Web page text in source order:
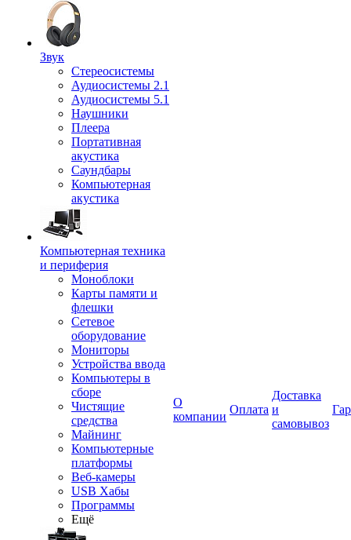
Звук
Стереосистемы
Аудиосистемы 2.1
Аудиосистемы 5.1
Наушники
Плеера
Портативная
акустика
Саундбары
Компьютерная
акустика
Компьютерная техника
и периферия
Моноблоки
Карты памяти и
флешки
Сетевое
оборудование
Мониторы
Устройства ввода
Компьютеры в
сборе
Чистящие
средства
Майнинг
Компьютерные
платформы
Веб-камеры
USB Хабы
Программы
Ещё
О
компании
Оплата
Доставка
и
самовывоз